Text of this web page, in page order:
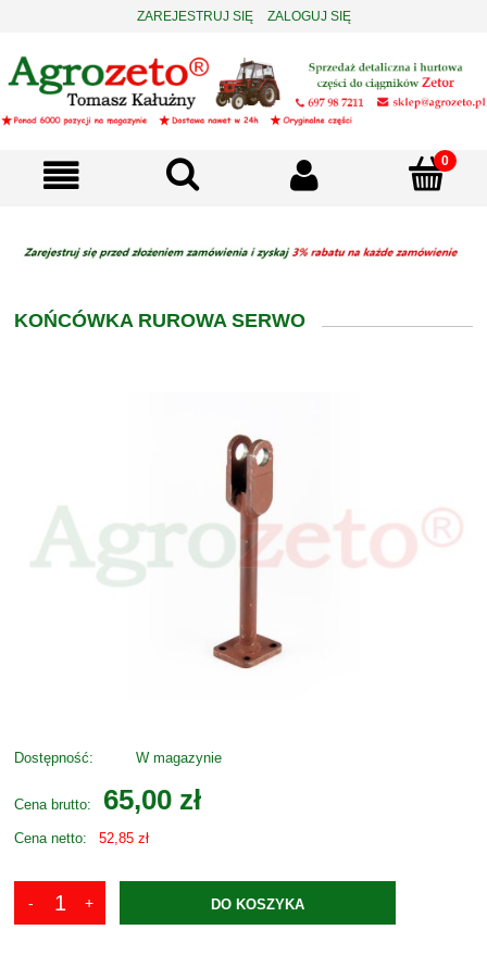
ZAREJESTRUJ SIĘ ZALOGUJ SIĘ
KOŃCÓWKA RUROWA SERWO
Dostępność: W magazynie
Cena brutto: 65,00 zł
Cena netto: 52,85 zł
DO KOSZYKA